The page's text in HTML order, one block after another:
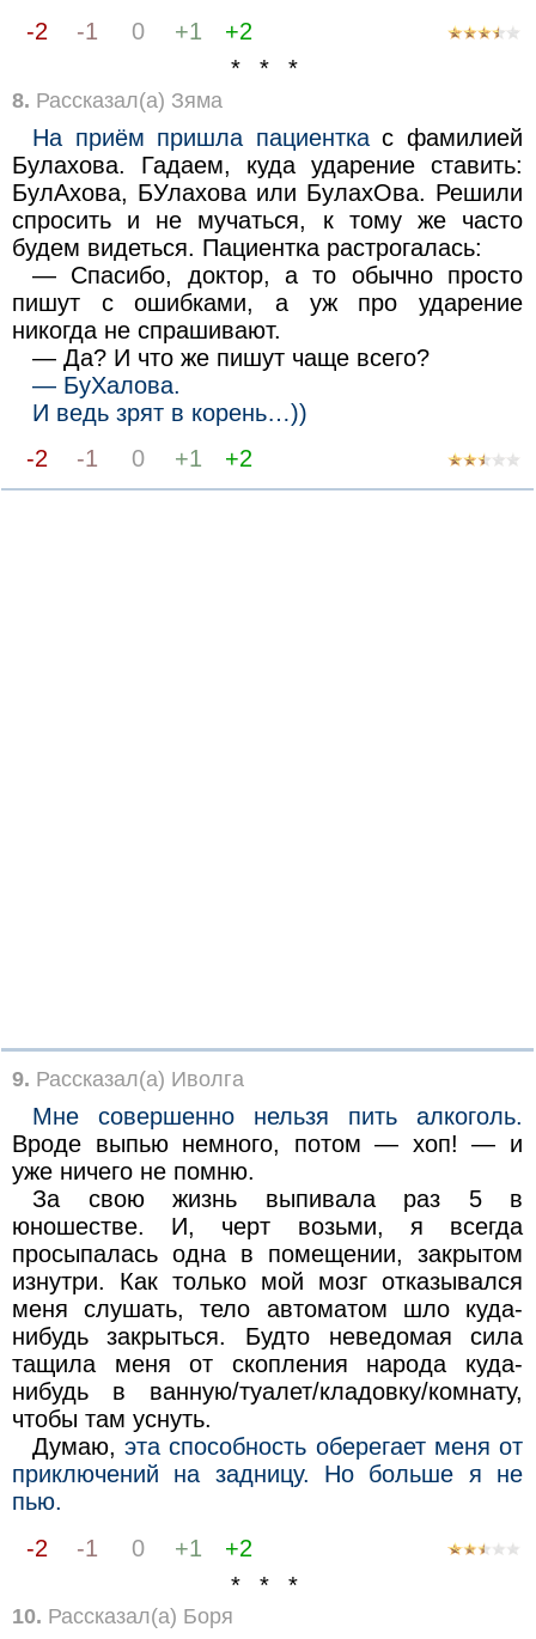
-2
-1 0 +1
+2
* * *
8. Рассказал(а) Зяма
На приём пришла пациенткас фамилией
Булахова. Гадаем, куда ударение ставить:
БулАхова, БУлахова или БулахОва. Решили
спросить и не мучаться, к тому же часто
будем видеться. Пациентка растрогалась:
— Спасибо, доктор, а то обычно просто
пишут с ошибками, а уж про ударение
никогда не спрашивают.
— Да? И что же пишут чаще всего?
— БуХалова.
И ведь зрят в корень…))
-2
-1 0 +1 +2
9. Рассказал(а) Иволга
Мне совершенно нельзя пить алкоголь.
Вроде выпью немного, потом — хоп! — и
уже ничего не помню.
За свою жизнь выпивала раз 5 в
юношестве. И, черт возьми, я всегда
просыпалась одна в помещении, закрытом
изнутри. Как только мой мозг отказывался
меня слушать, тело автоматом шло куда-
нибудь закрыться. Будто неведомая сила
тащила меня от скопления народа куда-
нибудь в ванную/туалет/кладовку/комнату,
чтобы там уснуть.
Думаю,эта способность оберегает меня от
приключений на задницу. Но больше я не
пью.
-2
-1 0 +1
+2
* * *
10. Рассказал(а) Боря